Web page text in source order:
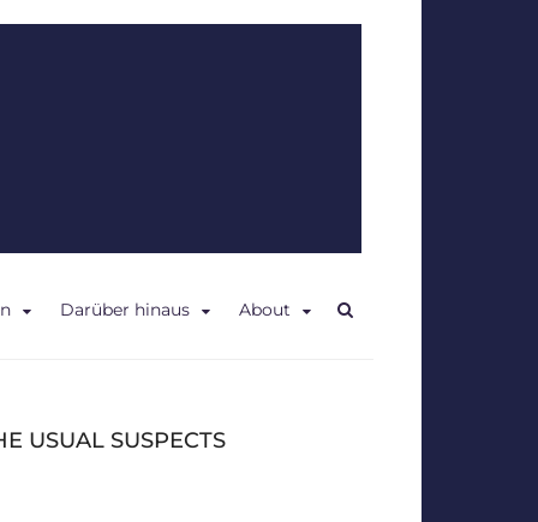
Darüber hinaus About
USUAL SUSPECTS